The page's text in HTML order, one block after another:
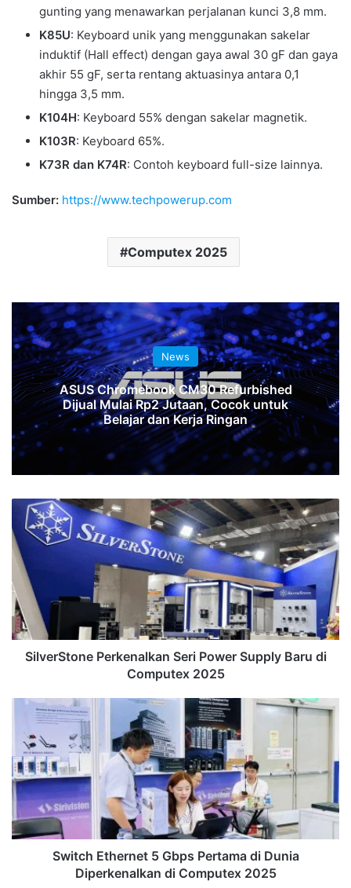
gunting yang menawarkan perjalanan kunci 3,8 mm.
K85U: Keyboard unik yang menggunakan sakelar
induktif (Hall effect) dengan gaya awal 30 gF dan gaya
akhir 55 gF, serta rentang aktuasinya antara 0,1
hingga 3,5 mm.
K104H: Keyboard 55% dengan sakelar magnetik.
K103R: Keyboard 65%.
K73R dan K74R: Contoh keyboard full-size lainnya.
Sumber: https://www.techpowerup.com
Computex 2025
News
ASUS Chromebook CM30 Refurbished
Dijual Mulai Rp2 Jutaan, Cocok untuk
Belajar dan Kerja Ringan
SilverStone
Perkenalkan
Seri
Power
Supply
Baru
di
Computex
2025
SilverStone Perkenalkan Seri Power Supply Baru di
Computex 2025
Switch
Ethernet
Gbps
Pertama
di
Dunia
Diperkenalkan
di
ComputexSwitch Ethernet 5 Gbps Pertama di Dunia
Diperkenalkan di Computex 2025